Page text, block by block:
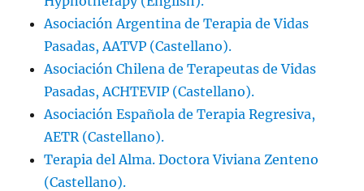
Asociación Argentina de Terapia de Vidas
Pasadas, AATVP (Castellano).
Asociación Chilena de Terapeutas de Vidas
Pasadas, ACHTEVIP (Castellano).
Asociación Española de Terapia Regresiva,
AETR (Castellano).
Terapia del Alma. Doctora Viviana Zenteno
(Castellano).